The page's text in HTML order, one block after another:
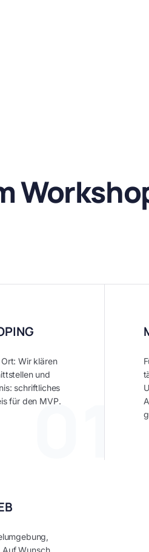
01
Wir klären
und
schriftliches
für den MVP.
Auf Wunsch